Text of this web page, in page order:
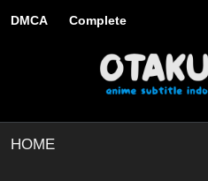
DMCA Complete
HOME